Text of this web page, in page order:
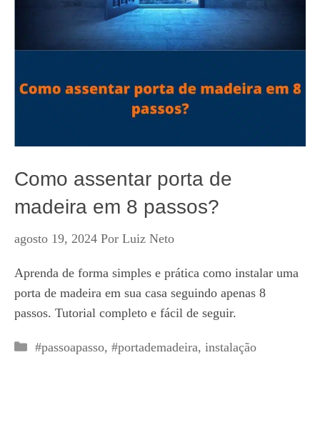
Como assentar porta de
madeira em 8 passos?
agosto 19, 2024 Por Luiz Neto
Aprenda de forma simples e prática como instalar uma
porta de madeira em sua casa seguindo apenas 8
passos. Tutorial completo e fácil de seguir.
Categorias
#passoapasso, #portademadeira, instalação